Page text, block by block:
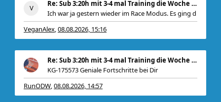
Re: Sub 3:20h mit 3-4 mal Training die Woche machb
Ich war ja gestern wieder im Race Modus. Es ging d
VeganAlex,08.08.2026, 15:16
Re: Sub 3:20h mit 3-4 mal Training die Woche machb
KG-175573 Geniale Fortschritte bei Dir
, zudem
RunODW,08.08.2026, 14:57